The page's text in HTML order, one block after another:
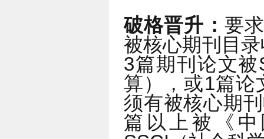
破格晋升： 要
被核心期刊目
3篇期刊论文
算），或1篇论
须有被核心期
篇以上被《